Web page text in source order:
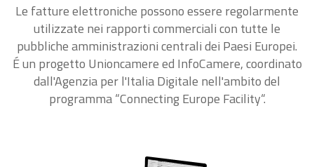
Le fatture elettroniche possono essere regolarmente
utilizzate nei rapporti commerciali con tutte le
pubbliche amministrazioni centrali dei Paesi Europei.
É un progetto Unioncamere ed InfoCamere, coordinato
dall'Agenzia per l'Italia Digitale nell'ambito del
programma “Connecting Europe Facility“.